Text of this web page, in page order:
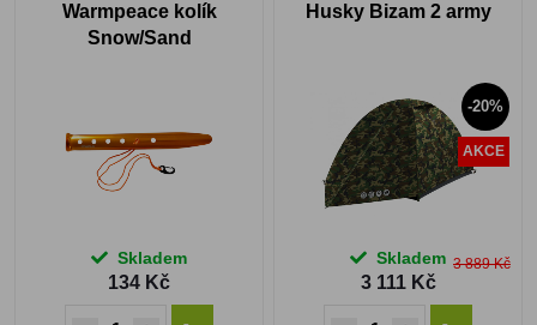
Warmpeace kolík
Snow/Sand
Skladem
134 Kč
Husky Bizam 2 army
-20%
AKCE
Skladem 3 889 Kč
3 111 Kč